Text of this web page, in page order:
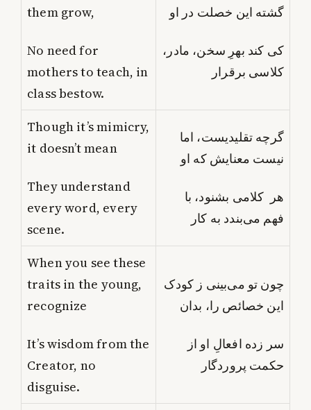
them grow,
No need for
mothers to teach, in
class bestow.
گشته این خصلت در او
کی کند بهرِ سخن، مادر،
کلاسی برقرار
Though it’s mimicry,
it doesn’t mean
They understand
every word, every
scene.
گرچه تقلیدیست، اما
نیست معنایش که او
هر کلامی بشنود، با
فهم می‌بندد به کار
When you see these
traits in the young,
recognize
It’s wisdom from the
Creator, no
disguise.
چون تو می‌بینی ز کودک
این خصائص را، بدان
سر زده افعالِ او از
حکمت پروردگار